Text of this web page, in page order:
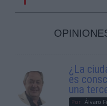
¿La
es
una
Por Álvaro